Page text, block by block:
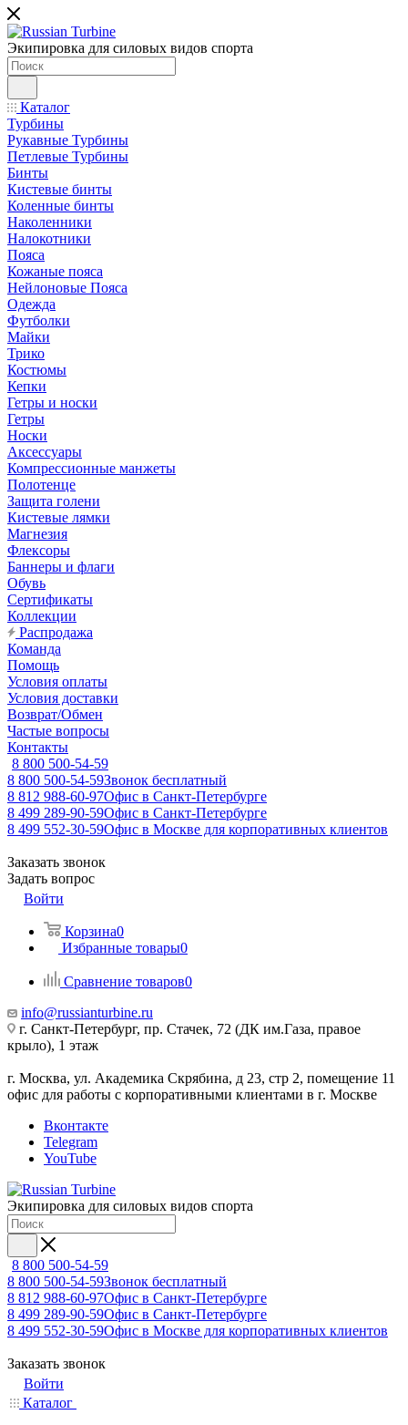
Экипировка для силовых видов спорта
Каталог
Турбины
Рукавные Турбины
Петлевые Турбины
Бинты
Кистевые бинты
Коленные бинты
Наколенники
Налокотники
Пояса
Кожаные пояса
Нейлоновые Пояса
Одежда
Футболки
Майки
Трико
Костюмы
Кепки
Гетры и носки
Гетры
Носки
Аксессуары
Компрессионные манжеты
Полотенце
Защита голени
Кистевые лямки
Магнезия
Флексоры
Баннеры и флаги
Обувь
Сертификаты
Коллекции
Распродажа
Команда
Помощь
Условия оплаты
Условия доставки
Возврат/Обмен
Частые вопросы
Контакты
8 800 500-54-59
8 800 500-54-59Звонок бесплатный
8 812 988-60-97Офис в Санкт-Петербурге
8 499 289-90-59Офис в Санкт-Петербурге
8 499 552-30-59Офис в Москве для корпоративных клиентов
Заказать звонок
Задать вопрос
Войти
Корзина0
Избранные товары0
Сравнение товаров0
info@russianturbine.ru
г. Санкт-Петербург, пр. Стачек, 72 (ДК им.Газа, правое
крыло), 1 этаж
г. Москва, ул. Академика Скрябина, д 23, стр 2, помещение 11
офис для работы с корпоративными клиентами в г. Москве
Вконтакте
Telegram
YouTube
Экипировка для силовых видов спорта
8 800 500-54-59
8 800 500-54-59Звонок бесплатный
8 812 988-60-97Офис в Санкт-Петербурге
8 499 289-90-59Офис в Санкт-Петербурге
8 499 552-30-59Офис в Москве для корпоративных клиентов
Заказать звонок
Войти
Каталог